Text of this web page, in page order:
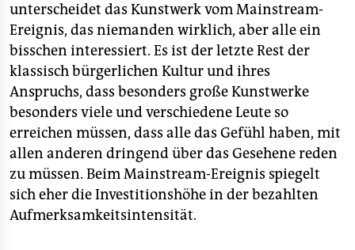
unterscheidet das Kunstwerk vom Mainstream-
Ereignis, das niemanden wirklich, aber alle ein
bisschen interessiert. Es ist der letzte Rest der
klassisch bürgerlichen Kultur und ihres
Anspruchs, dass besonders große Kunstwerke
besonders viele und verschiedene Leute so
erreichen müssen, dass alle das Gefühl haben, mit
allen anderen dringend über das Gesehene reden
zu müssen. Beim Mainstream-Ereignis spiegelt
sich eher die Investitionshöhe in der bezahlten
Aufmerksamkeitsintensität.